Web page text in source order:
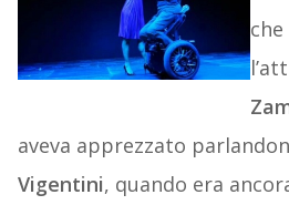
aveva apprezzato
Vigentini, quando era